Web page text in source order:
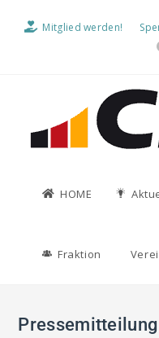
Mitglied werden!
HOME
Fraktion